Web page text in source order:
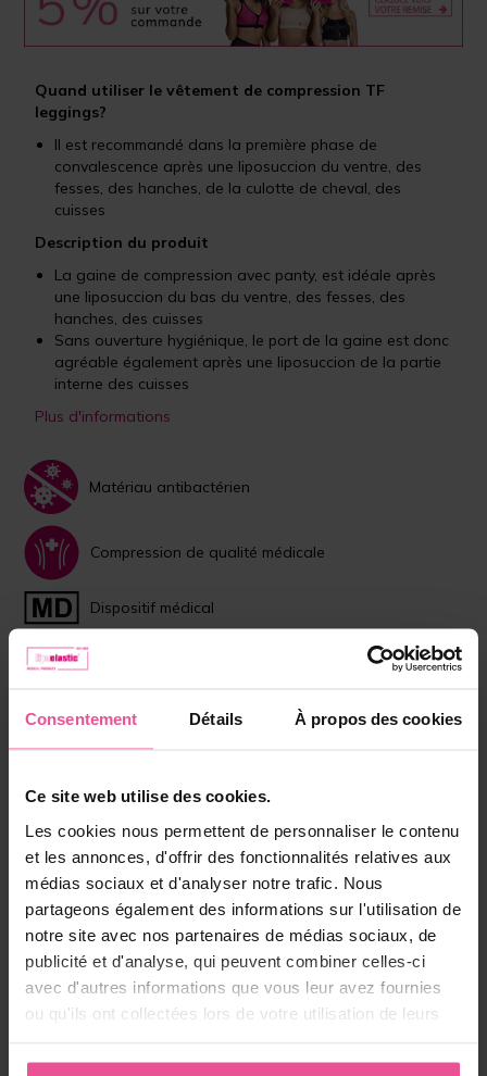
Consentement Détails À propos des cookies
Ce site web utilise des cookies.
Les cookies nous permettent de personnaliser le contenu
et les annonces, d'offrir des fonctionnalités relatives aux
médias sociaux et d'analyser notre trafic. Nous
partageons également des informations sur l'utilisation de
notre site avec nos partenaires de médias sociaux, de
publicité et d'analyse, qui peuvent combiner celles-ci
avec d'autres informations que vous leur avez fournies
ou qu'ils ont collectées lors de votre utilisation de leurs
Quand utiliser le vêtement de compression TF
leggings?
Il est recommandé dans la première phase de
convalescence après une liposuccion du ventre, des
fesses, des hanches, de la culotte de cheval, des
cuisses
Description du produit
La gaine de compression avec panty, est idéale après
une liposuccion du bas du ventre, des fesses, des
hanches, des cuisses
Sans ouverture hygiénique, le port de la gaine est donc
agréable également après une liposuccion de la partie
interne des cuisses
Plus d'informations
Matériau antibactérien
Compression de qualité médicale
Dispositif médical
Beige
Noir
En stock
Choisissez la bonne taille
109,90 €